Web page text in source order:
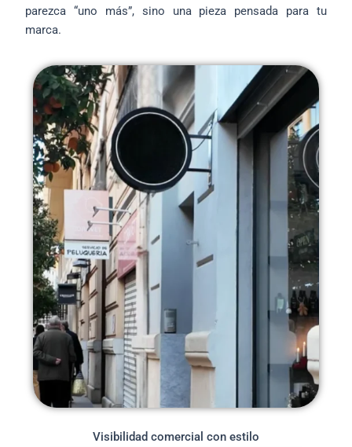
parezca “uno más”, sino una pieza pensada para tu
marca.
Visibilidad comercial con estilo